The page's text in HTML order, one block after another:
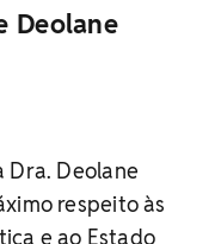
Deolane
Deolane
respeito às
e ao Estado